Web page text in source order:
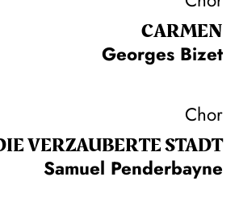
CARMEN
Georges Bizet
Chor
VERZAUBERTE STADT
Samuel Penderbayne